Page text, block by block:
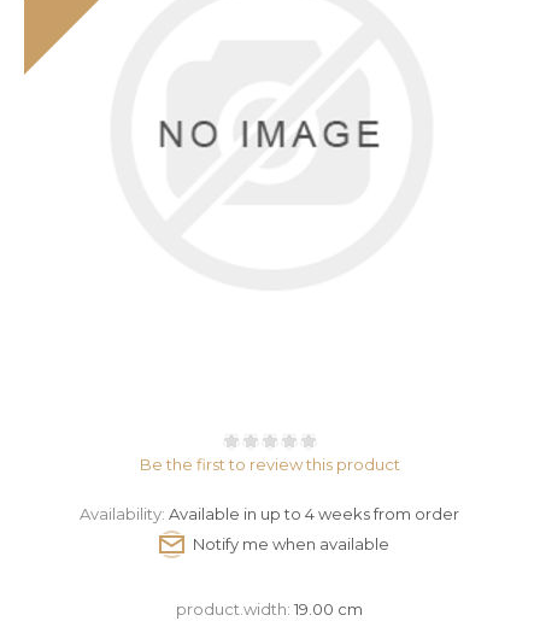
Be the first to review this product
Availability: Available in up to 4 weeks from order
product.width:19.00 cm